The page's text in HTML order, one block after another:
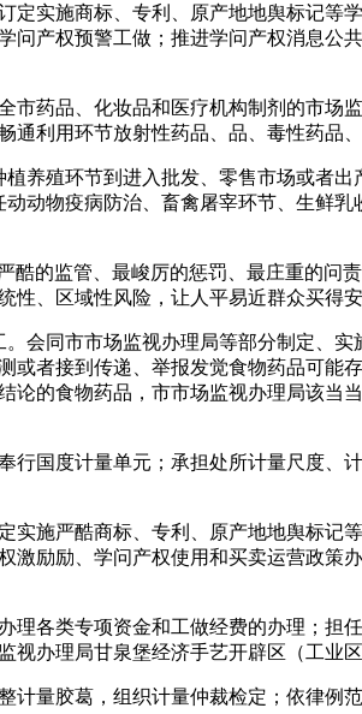
实施商标、专利、原产地地舆标记等
问产权预警工做；推进学问产权消息
药品、化妆品和医疗机构制剂的市场
通利用环节放射性药品、品、毒性药品
殖环节到进入批发、零售市场或者出
动物疫病防治、畜禽屠宰环节、生鲜
的监管、最峻厉的惩罚、最庄重的问
性、区域性风险，让人平易近群众买得
同市市场监视办理局等部分制定、实
或者接到传递、举报发觉食物药品可
论的食物药品，市市场监视办理局该
国度计量单元；承担处所计量尺度、
施严酷商标、专利、原产地地舆标记
激励励、学问产权使用和买卖运营政
各类专项资金和工做经费的办理；担
视办理局甘泉堡经济手艺开辟区（工业
量胶葛，组织计量仲裁检定；依律例